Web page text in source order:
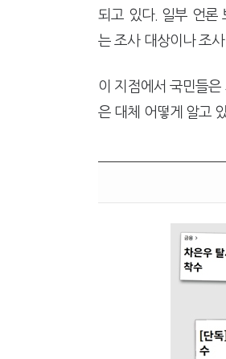
되고 있다. 일부 언론
는 조사 대상이나 조
이 지점에서 국민들
은 대체 어떻게 알고